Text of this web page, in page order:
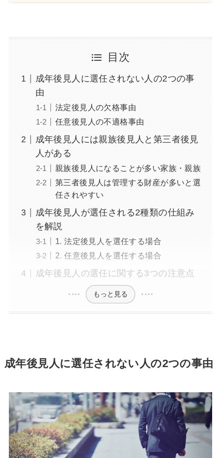
目次
成年後見人に選任されない人の2つの事
由
法定後見人の欠格事由
任意後見人の不適格事由
成年後見人には親族後見人と第三者後見
人がある
親族後見人になることが多い家族・親族
第三者後見人は管理する財産が多いと選
任されやすい
成年後見人が選任される2種類の仕組み
を解説
1. 法定後見人を選任する場合
2. 任意後見人を選任する場合
成年後見人の選任に関する3つの注意点
もっと見る
成年後見人に選任されない人の2つの事由